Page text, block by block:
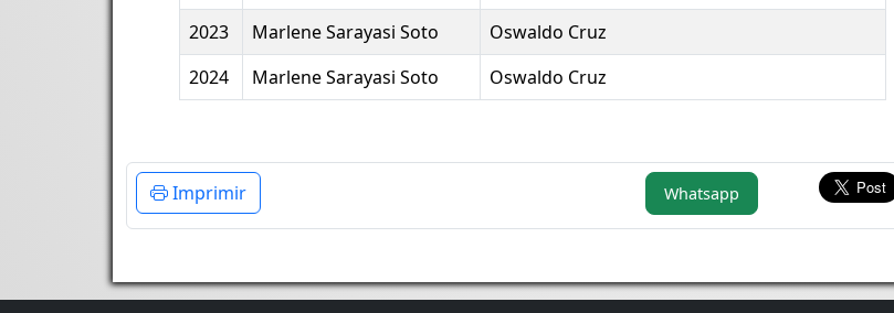
2023 Marlene Sarayasi Soto
Oswaldo Cruz
2024
Marlene Sarayasi Soto Oswaldo Cruz
Imprimir Whatsapp